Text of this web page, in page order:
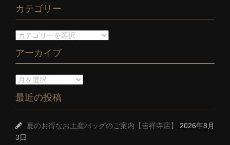
カテゴリー
アーカイブ
最近の投稿
夏のお得なお土産バッグのご案内【吉祥寺店】
2026年8月
3日